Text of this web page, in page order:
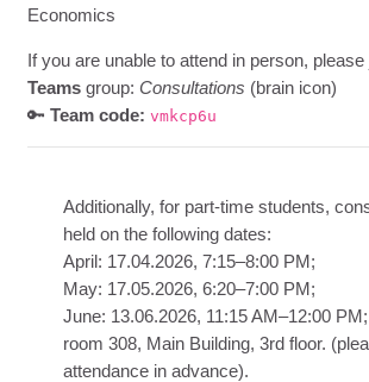
Economics
If you are unable to attend in person, please
Teamsgroup: Consultations (brain icon)
🔑 Team code: vmkcp6u
Additionally, for part-time students,
held on the following dates:
April: 17.04.2026, 7:15–8:00 PM;
May: 17.05.2026, 6:20–7:00 PM;
June: 13.06.2026, 11:15 AM–12:00 PM;
room 308, Main Building, 3rd floor.
attendance in advance).